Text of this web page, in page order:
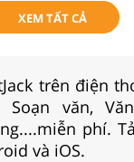
XEM TẤT CẢ
trên điện
Soạn văn,
phí.
và iOS.